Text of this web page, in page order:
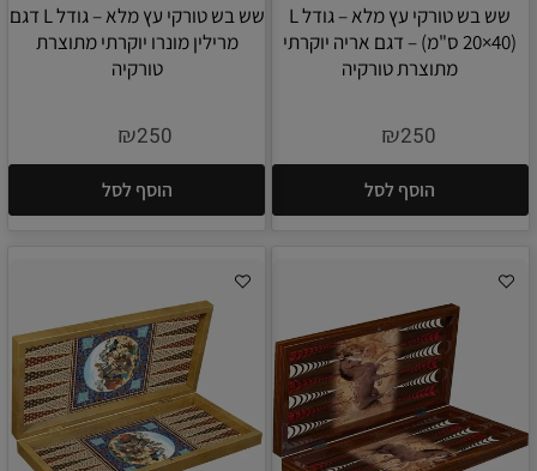
שש בש טורקי עץ מלא – גודל L
(20×40 ס"מ) – דגם אריה יוקרתי
מתוצרת טורקיה
₪250
הוסף לסל
שש בש טורקי עץ מלא – גודל L דגם
מרילין מונרו יוקרתי מתוצרת
טורקיה
₪250
הוסף לסל